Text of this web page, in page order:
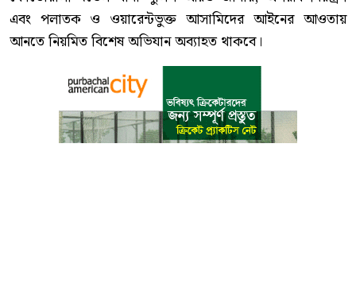
এবং পলাতক ও ওয়ারেন্টভুক্ত আসামিদের আইনের আওতায়
আনতে নিয়মিত বিশেষ অভিযান অব্যাহত থাকবে।